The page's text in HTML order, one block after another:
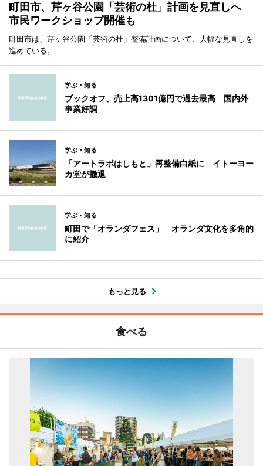
町田市、芹ヶ谷公園「芸術の杜」計画を見直しへ
市民ワークショップ開催も
町田市は、芹ヶ谷公園「芸術の杜」整備計画について、大幅な見直しを
進めている。
学ぶ・知る
ブックオフ、売上高1301億円で過去最高 国内外
事業好調
学ぶ・知る
「アートラボはしもと」再整備白紙に イトーヨー
カ堂が撤退
学ぶ・知る
町田で「オランダフェス」 オランダ文化を多角的
に紹介
もっと見る
食べる